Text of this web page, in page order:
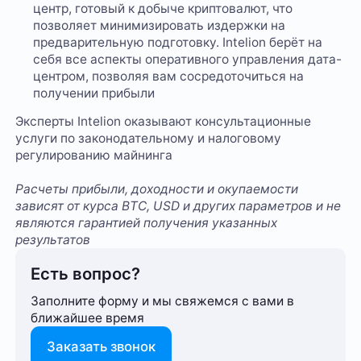
центр, готовый к добыче криптовалют, что
позволяет минимизировать издержки на
предварительную подготовку. Intelion берёт на
себя все аспекты оперативного управления дата-
центром, позволяя вам сосредоточиться на
получении прибыли
Эксперты Intelion оказывают консультационные
услуги по законодательному и налоговому
регулированию майнинга
Расчеты прибыли, доходности и окупаемости
зависят от курса BTC, USD и других параметров и не
являются гарантией получения указанных
результатов
Есть вопрос?
Заполните форму и мы свяжемся с вами в
ближайшее время
Заказать звонок